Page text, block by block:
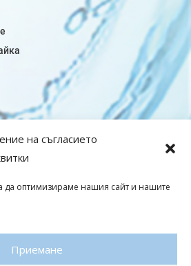
на съгласието
да оптимизираме нашия сайт и нашите
Приемане